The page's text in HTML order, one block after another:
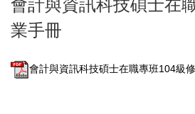
會計與資訊科技碩士在
業手冊
會計與資訊科技碩士在職專班104級